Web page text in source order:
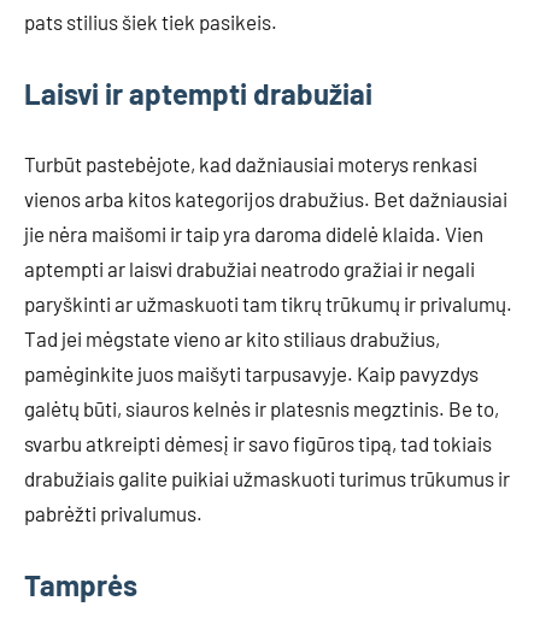
pats stilius šiek tiek pasikeis.
Laisvi ir aptempti drabužiai
Turbūt pastebėjote, kad dažniausiai moterys renkasi
vienos arba kitos kategorijos drabužius. Bet dažniausiai
jie nėra maišomi ir taip yra daroma didelė klaida. Vien
aptempti ar laisvi drabužiai neatrodo gražiai ir negali
paryškinti ar užmaskuoti tam tikrų trūkumų ir privalumų.
Tad jei mėgstate vieno ar kito stiliaus drabužius,
pamėginkite juos maišyti tarpusavyje. Kaip pavyzdys
galėtų būti, siauros kelnės ir platesnis megztinis. Be to,
svarbu atkreipti dėmesį ir savo figūros tipą, tad tokiais
drabužiais galite puikiai užmaskuoti turimus trūkumus ir
pabrėžti privalumus.
Tamprės